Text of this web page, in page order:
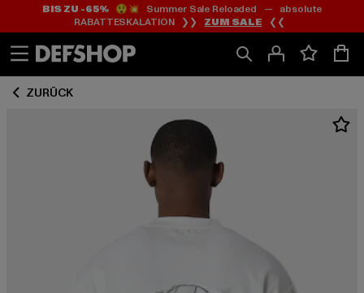
Zum
Inhalt
springen
Zum
Fußzeile
springen
BIS ZU -65%😲💥 Summer Sale Reloaded — absolute
RABATTESKALATION ❯❯ ZUM SALE ❮❮
ZURÜCK